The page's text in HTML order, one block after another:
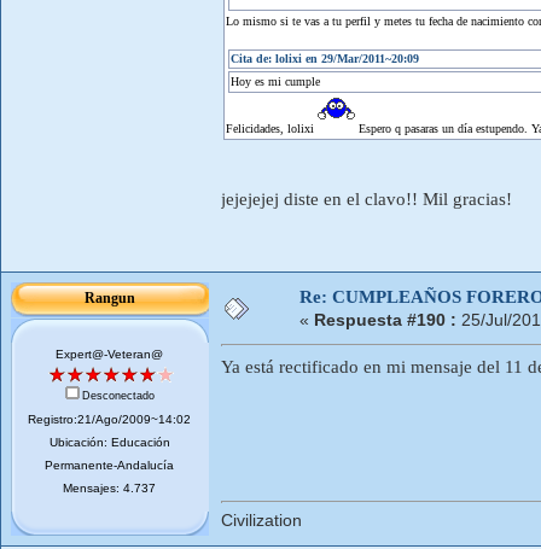
Lo mismo si te vas a tu perfil y metes tu fecha de nacimiento
Cita de: lolixi en 29/Mar/2011~20:09
Hoy es mi cumple
Felicidades, lolixi Espero q pasaras un día estupendo.
jejejejej diste en el clavo!! Mil gracias!
Rangun
Expert@-Veteran@
Desconectado
Registro:21/Ago/2009~14:02
Ubicación: Educación
Permanente-Andalucía
Mensajes: 4.737
Re: CUMPLEAÑOS
« Respuesta #190 : 25/Jul/
Ya está rectificado en mi mensaje del 11
Civilization